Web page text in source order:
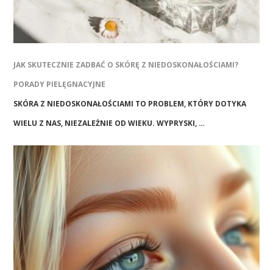
JAK SKUTECZNIE ZADBAĆ O SKÓRĘ Z NIEDOSKONAŁOŚCIAMI?
PORADY PIELĘGNACYJNE
SKÓRA Z NIEDOSKONAŁOŚCIAMI TO PROBLEM, KTÓRY DOTYKA
WIELU Z NAS, NIEZALEŻNIE OD WIEKU. WYPRYSKI, …